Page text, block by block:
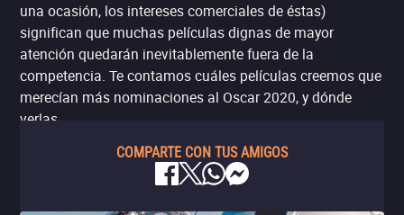
una ocasión, los intereses comerciales de éstas)
significan que muchas películas dignas de mayor
atención quedarán inevitablemente fuera de la
competencia. Te contamos cuáles películas creemos que
merecían más nominaciones al Oscar 2020, y dónde
verlas.
COMPARTE CON TUS AMIGOS